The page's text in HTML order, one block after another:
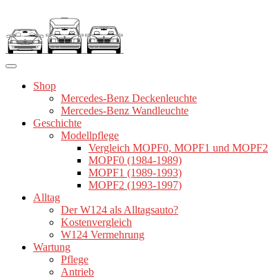
springen
Shop
Mercedes-Benz Deckenleuchte
Mercedes-Benz Wandleuchte
Geschichte
Modellpflege
Vergleich MOPF0, MOPF1 und MOPF2
MOPF0 (1984-1989)
MOPF1 (1989-1993)
MOPF2 (1993-1997)
Alltag
Der W124 als Alltagsauto?
Kostenvergleich
W124 Vermehrung
Wartung
Pflege
Antrieb